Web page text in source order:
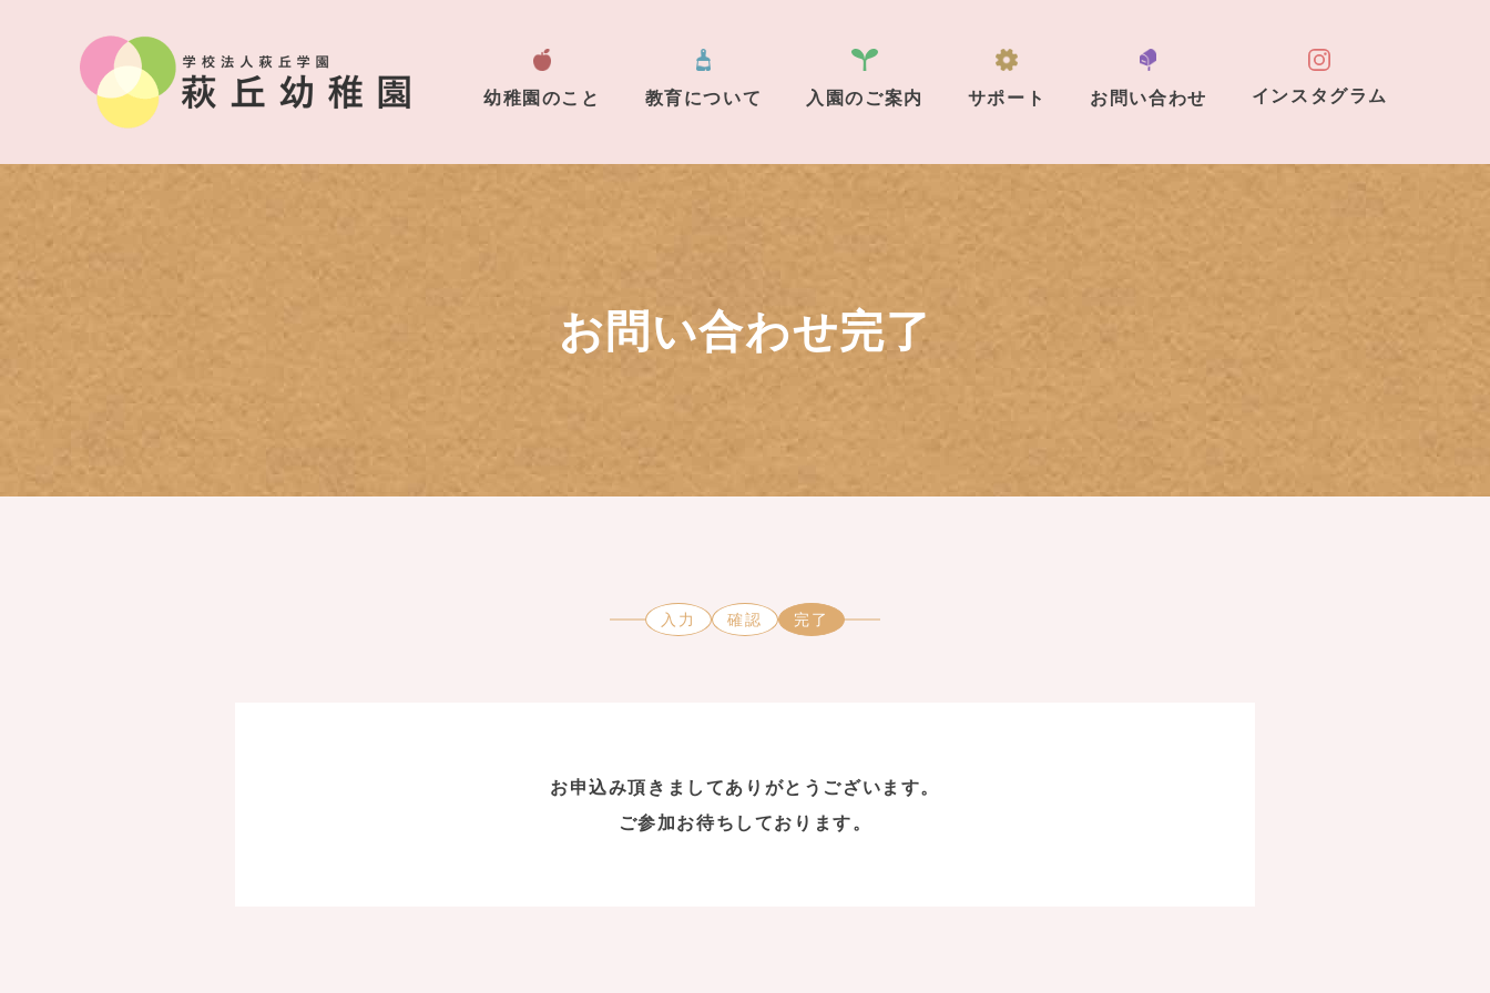
幼稚園のこと 教育について 入園のご案内 サポート お問い合わせ インスタグラム
お問い合わせ完了
入力 確認 完了
お申込み頂きましてありがとうございます。
ご参加お待ちしております。